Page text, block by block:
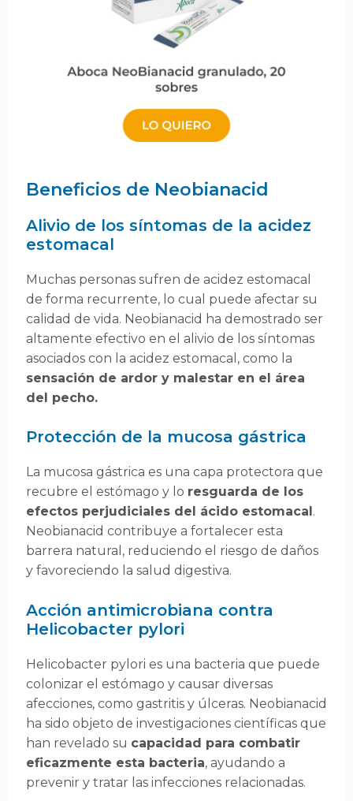
Beneficios de Neobianacid
Alivio de los síntomas de la acidez
estomacal
Muchas personas sufren de acidez estomacal
de forma recurrente, lo cual puede afectar su
calidad de vida. Neobianacid ha demostrado ser
altamente efectivo en el alivio de los síntomas
asociados con la acidez estomacal, como la
sensación de ardor y malestar en el área
del pecho.
Protección de la mucosa gástrica
La mucosa gástrica es una capa protectora que
recubre el estómago y lo resguarda de los
efectos perjudiciales del ácido estomacal .
Neobianacid contribuye a fortalecer esta
barrera natural, reduciendo el riesgo de daños
y favoreciendo la salud digestiva.
Acción antimicrobiana contra
Helicobacter pylori
Helicobacter pylori es una bacteria que puede
colonizar el estómago y causar diversas
afecciones, como gastritis y úlceras. Neobianacid
ha sido objeto de investigaciones científicas que
han revelado su capacidad para combatir
eficazmente esta bacteria, ayudando a
prevenir y tratar las infecciones relacionadas.